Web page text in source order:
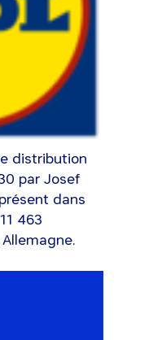
distribution
par Josef
dans
463